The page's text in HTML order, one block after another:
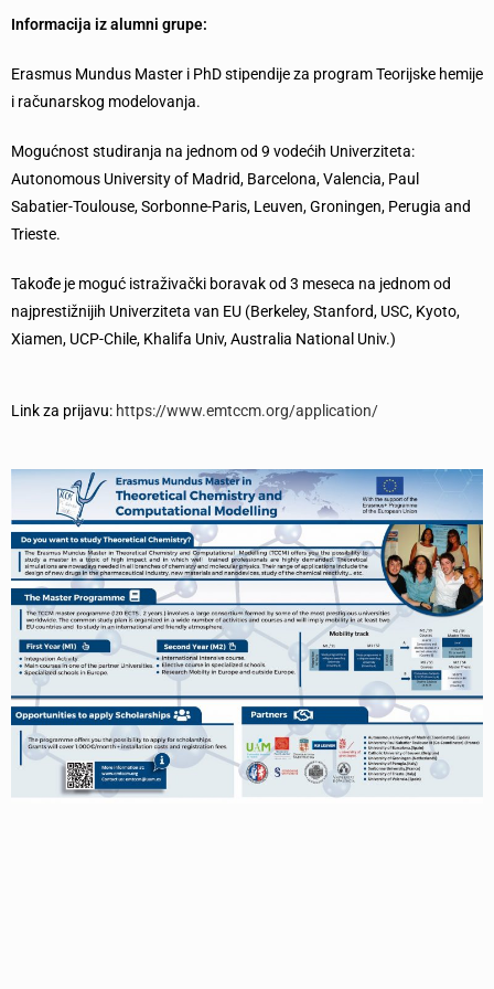
Informacija iz alumni grupe:
Erasmus Mundus Master i PhD stipendije za program Teorijske hemije
i računarskog modelovanja.
Mogućnost studiranja na jednom od 9 vodećih Univerziteta:
Autonomous University of Madrid, Barcelona, ​​Valencia, Paul
Sabatier-Toulouse, Sorbonne-Paris, Leuven, Groningen, Perugia and
Trieste.
Takođe je moguć istraživački boravak od 3 meseca na jednom od
najprestižnijih Univerziteta van EU (Berkeley, Stanford, USC, Kyoto,
Xiamen, UCP-Chile, Khalifa Univ, Australia National Univ.)
Link za prijavu: https://www.emtccm.org/application/